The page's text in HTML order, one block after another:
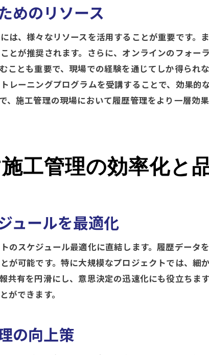
現場スタッフへの履歴管理トレーニング
円滑な履歴管理を実現するためのチームワーク
施工現場での履歴データ収集の効率化
履歴管理を日常業務に取り入れる方法
施工現場での履歴管理の課題と解決策
AI技術を取り入れた履歴管理の進化
履歴管理と未来のテクノロジーの融合
めのリソース
は、様々なリソースを活用することが重要です。
とが推奨されます。さらに、オンラインのフォー
とも重要で、現場での経験を通じてしか得られ
レーニングプログラムを受講することで、効果的
施工管理の現場において履歴管理をより一層効
工管理の効率化と
ュールを最適化
のスケジュール最適化に直結します。履歴データ
が可能です。特に大規模なプロジェクトでは、細
共有を円滑にし、意思決定の迅速化にも役立ちま
ができます。
の向上策